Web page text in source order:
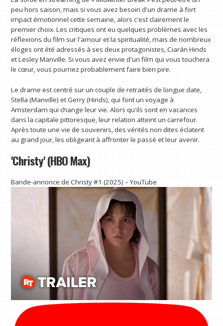
peu hors saison, mais si vous avez besoin d'un drame à fort
impact émotionnel cette semaine, alors c'est clairement le
premier choix. Les critiques ont eu quelques problèmes avec les
réflexions du film sur l'amour et la spiritualité, mais de nombreux
éloges ont été adressés à ses deux protagonistes, Ciarán Hinds
et Lesley Manville. Si vous avez envie d'un film qui vous touchera
le cœur, vous pourriez probablement faire bien pire.
Le drame est centré sur un couple de retraités de longue date,
Stella (Manville) et Gerry (Hinds), qui font un voyage à
Amsterdam qui change leur vie. Alors qu'ils sont en vacances
dans la capitale pittoresque, leur relation atteint un carrefour.
Après toute une vie de souvenirs, des vérités non dites éclatent
au grand jour, les obligeant à affronter le passé et leur avenir.
'Christy' (HBO Max)
Bande-annonce de Christy #1 (2025) – YouTube